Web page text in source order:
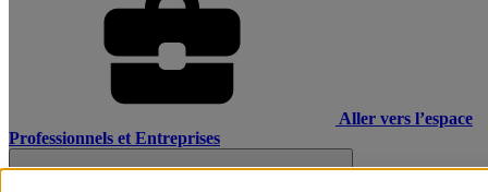
Aller vers l’espace
Professionnels et Entreprises